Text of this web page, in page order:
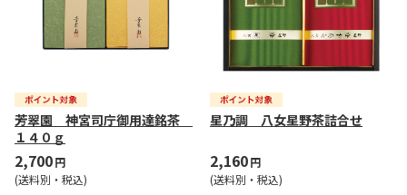
芳翠園 神宮司庁御用達銘茶
１４０ｇ
2,700円
(送料別・税込)
星乃調 八女星野茶詰合せ
2,160円
(送料別・税込)